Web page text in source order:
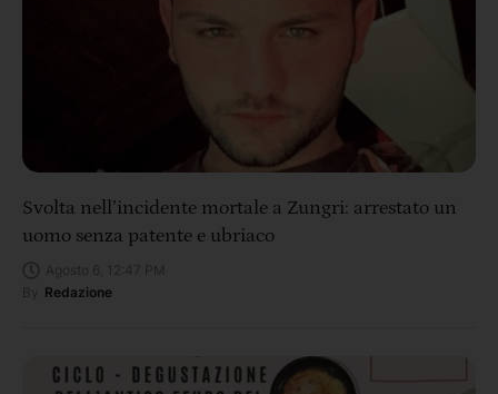
Svolta nell’incidente mortale a Zungri: arrestato un
uomo senza patente e ubriaco
Redazione